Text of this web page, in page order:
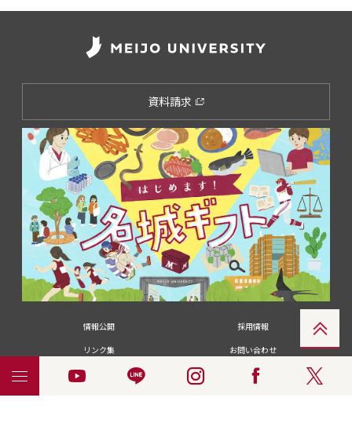
資料請求
情報公開
採用情報
リンク集
お問い合わせ
メディアの皆さま
卒業生の皆さま